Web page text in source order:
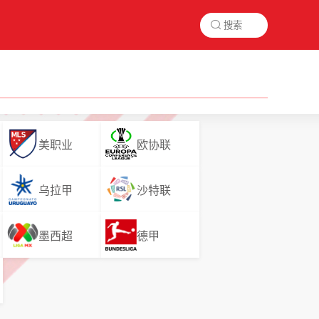

美职业 欧协联
乌拉甲 沙特联
墨西超 德甲